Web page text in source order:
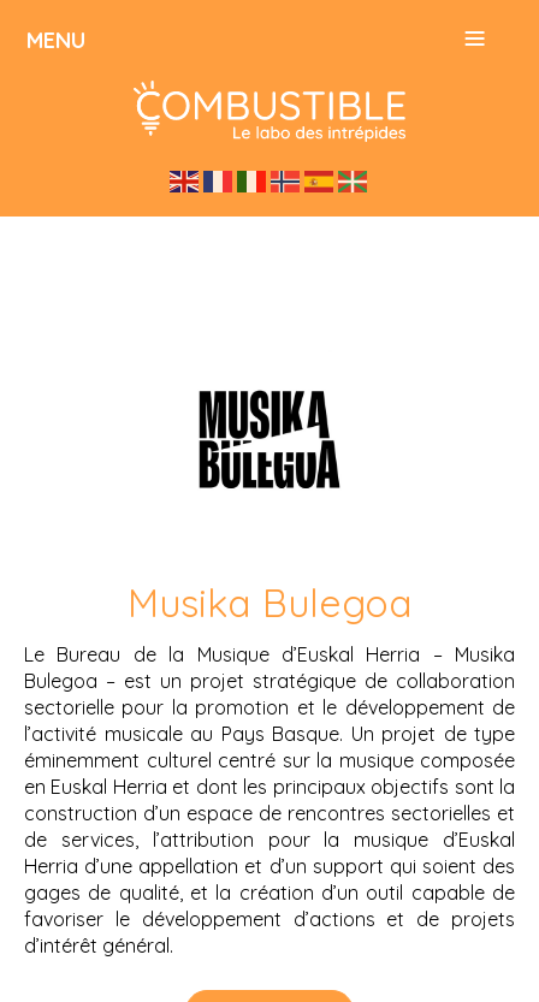
MENU ≡
Musika Bulegoa
Le Bureau de la Musique d’Euskal Herria – Musika
Bulegoa – est un projet stratégique de collaboration
sectorielle pour la promotion et le développement de
l’activité musicale au Pays Basque. Un projet de type
éminemment culturel centré sur la musique composée
en Euskal Herria et dont les principaux objectifs sont la
construction d’un espace de rencontres sectorielles et
de services, l’attribution pour la musique d’Euskal
Herria d’une appellation et d’un support qui soient des
gages de qualité, et la création d’un outil capable de
favoriser le développement d’actions et de projets
d’intérêt général.